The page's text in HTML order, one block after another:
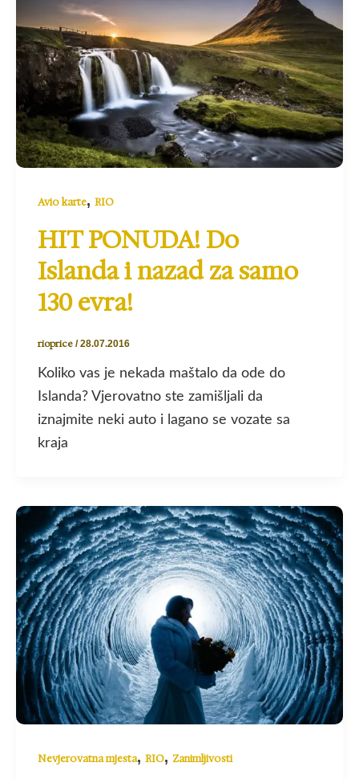
Avio karte, RIO
HIT PONUDA! Do
Islanda i nazad za samo
130 evra!
rioprice /28.07.2016
Koliko vas je nekada maštalo da ode do
Islanda? Vjerovatno ste zamišljali da
iznajmite neki auto i lagano se vozate sa
kraja
Nevjerovatna mjesta, RIO, Zanimljivosti